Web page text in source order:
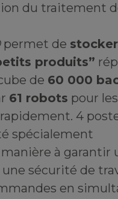
du traitement
permet de
produits”
de 60 000
61 robots pour les
4
spécialement
à garantir
sécurité de
en